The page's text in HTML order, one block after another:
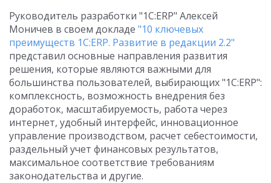
Руководитель разработки "1С:ERP" Алексей
Моничев в своем докладе "10 ключевых
преимуществ 1С:ERP. Развитие в редакции 2.2"
представил основные направления развития
решения, которые являются важными для
большинства пользователей, выбирающих "1C:ERP":
комплексность, возможность внедрения без
доработок, масштабируемость, работа через
интернет, удобный интерфейс, инновационное
управление производством, расчет себестоимости,
раздельный учет финансовых результатов,
максимальное соответствие требованиям
законодательства и другие.